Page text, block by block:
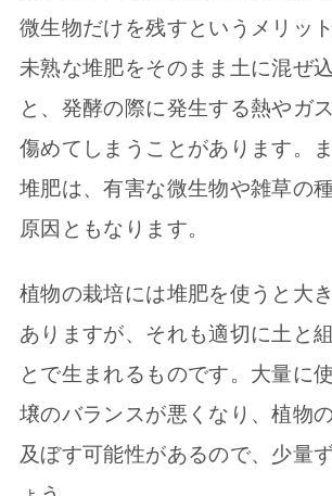
微生物だけを残すというメリッ
未熟な堆肥をそのまま土に混ぜ
と、発酵の際に発生する熱やガ
傷めてしまうことがあります。
堆肥は、有害な微生物や雑草の
原因ともなります。
植物の栽培には堆肥を使うと大
ありますが、それも適切に土と
とで生まれるものです。大量に
壌のバランスが悪くなり、植物
及ぼす可能性があるので、少量